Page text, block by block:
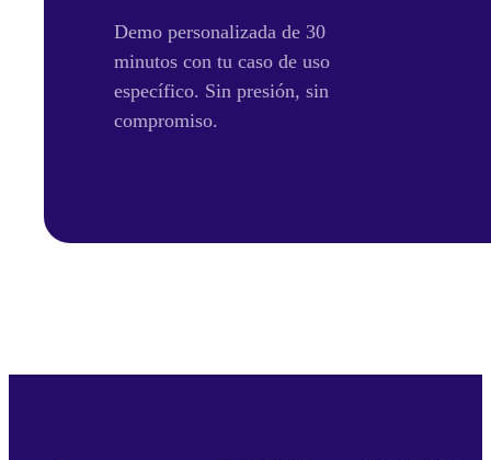
Demo personalizada de 30
minutos con tu caso de uso
específico. Sin presión, sin
compromiso.